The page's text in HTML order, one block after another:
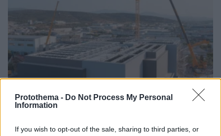
Protothema - Do Not Process My Personal
Information
If you wish to opt-out of the sale, sharing to third parties, or
07.08.2026, 20:16